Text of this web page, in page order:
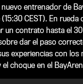
entrenador de
CEST). En rueda
un contrato hasta el
dar el paso
experiencias con los
choque en el